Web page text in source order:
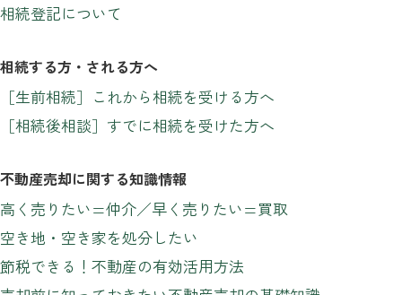
相続登記について
相続する方・される方へ
［生前相続］これから相続を受ける方へ
［相続後相談］すでに相続を受けた方へ
不動産売却に関する知識情報
高く売りたい=仲介／早く売りたい=買取
空き地・空き家を処分したい
節税できる！不動産の有効活用方法